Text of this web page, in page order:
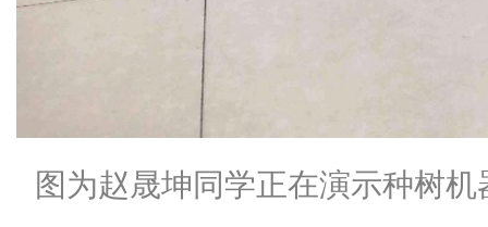
图为赵晟坤同学正在演示种树